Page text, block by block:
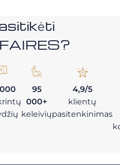
95
000+
keleivių
4,9/5
klientų
pasitenkinimas